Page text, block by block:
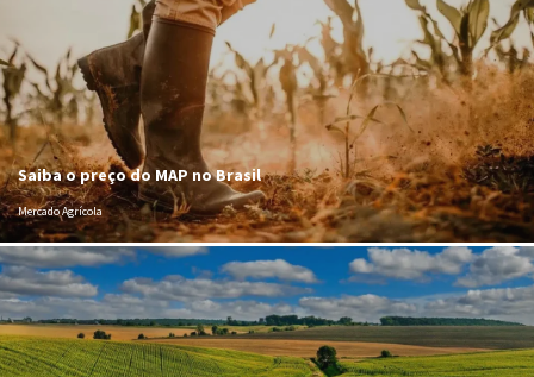
Saiba o preço do MAP no Brasil
Mercado Agrícola